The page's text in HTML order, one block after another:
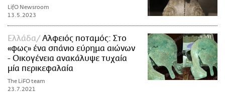
LifO Newsroom
13.5.2023
Ελλάδα
Αλφειός ποταμός: Στο
«φως» ένα σπάνιο εύρημα αιώνων
- Οικογένεια ανακάλυψε τυχαία
μία περικεφαλαία
The LiFO team
23.7.2021